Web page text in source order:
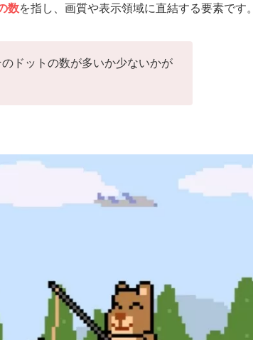
数を指し、画質や表示領域に直結する要素です。
ドットの数が多いか少ないかが